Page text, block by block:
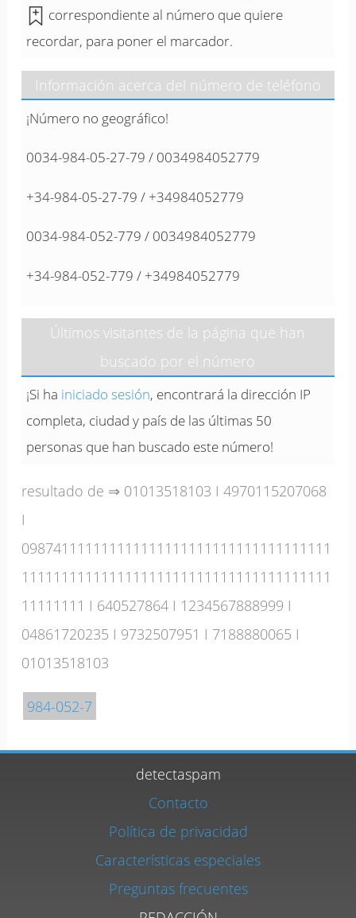
correspondiente al número que quiere
recordar, para poner el marcador.
Información acerca del número de teléfono
¡Número no geográfico!
0034-984-05-27-79 / 0034984052779
+34-984-05-27-79 / +34984052779
0034-984-052-779 / 0034984052779
+34-984-052-779 / +34984052779
Últimos visitantes de la página que han
buscado por el número
¡Si ha iniciado sesión, encontrará la dirección IP
completa, ciudad y país de las últimas 50
personas que han buscado este número!
resultado de ⇒ 01013518103 I4970115207068
I
098741111111111111111111111111111111111
111111111111111111111111111111111111111
11111111 I 640527864 I 1234567888999 I
04861720235 I 9732507951 I 7188880065 I
01013518103
984-052-7
detectaspam
Contacto
Política de privacidad
Características especiales
Preguntas frecuentes